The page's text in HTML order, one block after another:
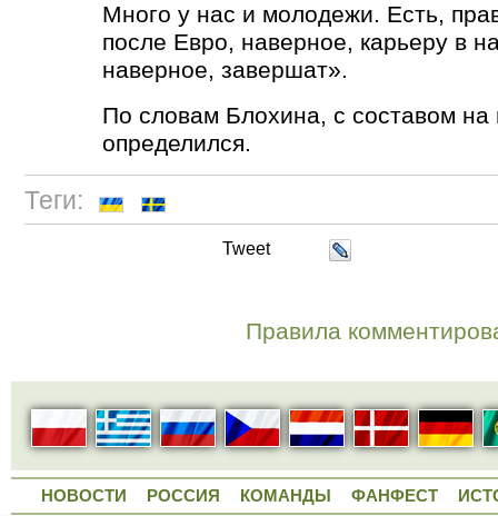
Много у нас и молодежи. Есть,
после Евро, наверное, карьеру в
наверное, завершат».
По словам Блохина, с составом
определился.
Теги:
Tweet
Правила
НОВОСТИ РОССИЯ КОМАНДЫ ФАНФЕСТ